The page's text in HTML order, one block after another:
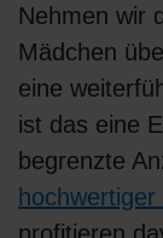
Nehmen wir
Mädchen
eine
ist das eine
begrenzte
hochwertiger